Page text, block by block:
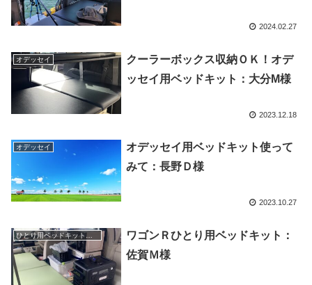
2024.02.27
オデッセイ
クーラーボックス収納ＯＫ！オデ
ッセイ用ベッドキット：大分M様
2023.12.18
オデッセイ
オデッセイ用ベッドキット使って
みて：長野Ｄ様
2023.10.27
ワゴンＲひとり用ベッドキット：
佐賀Ｍ様